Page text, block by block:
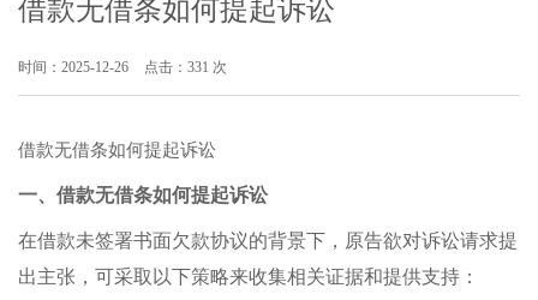
借款无借条如何提起诉讼
时间：2025-12-26 点击：331 次
借款无借条如何提起诉讼
一、借款无借条如何提起诉讼
在借款未签署书面欠款协议的背景下，原告欲对诉讼请求提
出主张，可采取以下策略来收集相关证据和提供支持：